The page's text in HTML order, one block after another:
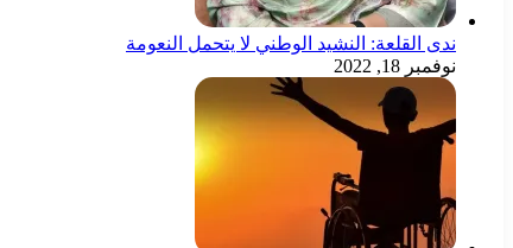
ندى القلعة: النشيد الوطني لا يتحمل النعومة
نوفمبر 18, 2022